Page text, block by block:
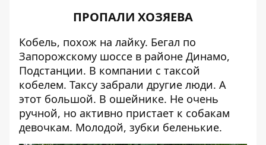
ПРОПАЛИ ХОЗЯЕВА
Кобель, похож на лайку. Бегал по
Запорожскому шоссе в районе Динамо,
Подстанции. В компании с таксой
кобелем. Таксу забрали другие люди. А
этот большой. В ошейнике. Не очень
ручной, но активно пристает к собакам
девочкам. Молодой, зубки беленькие.